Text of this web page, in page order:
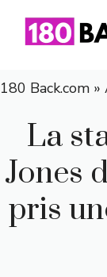
180 Back.com »
La
Jones
pris